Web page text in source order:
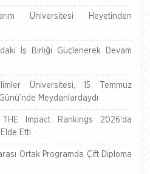
Üniversitesi Heyetinden
İş Birliği Güçlenerek Devam
Üniversitesi, 15 Temmuz
Meydanlardaydı
THE Impact Rankings 2026'da
Etti
Ortak Programda Çift Diploma